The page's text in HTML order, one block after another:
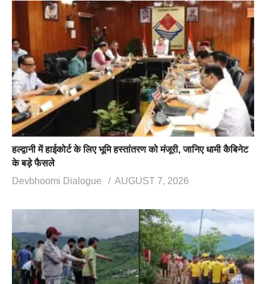
हल्द्वानी में हाईकोर्ट के लिए भूमि हस्तांतरण को मंजूरी, जानिए धामी कैबिनेट
के बड़े फैसले
Devbhoomi Dialogue
AUGUST 7, 2026